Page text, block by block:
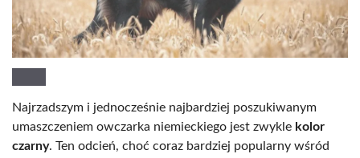
Najrzadszym i jednocześnie najbardziej poszukiwanym
umaszczeniem owczarka niemieckiego jest zwykle kolor
czarny. Ten odcień, choć coraz bardziej popularny wśród